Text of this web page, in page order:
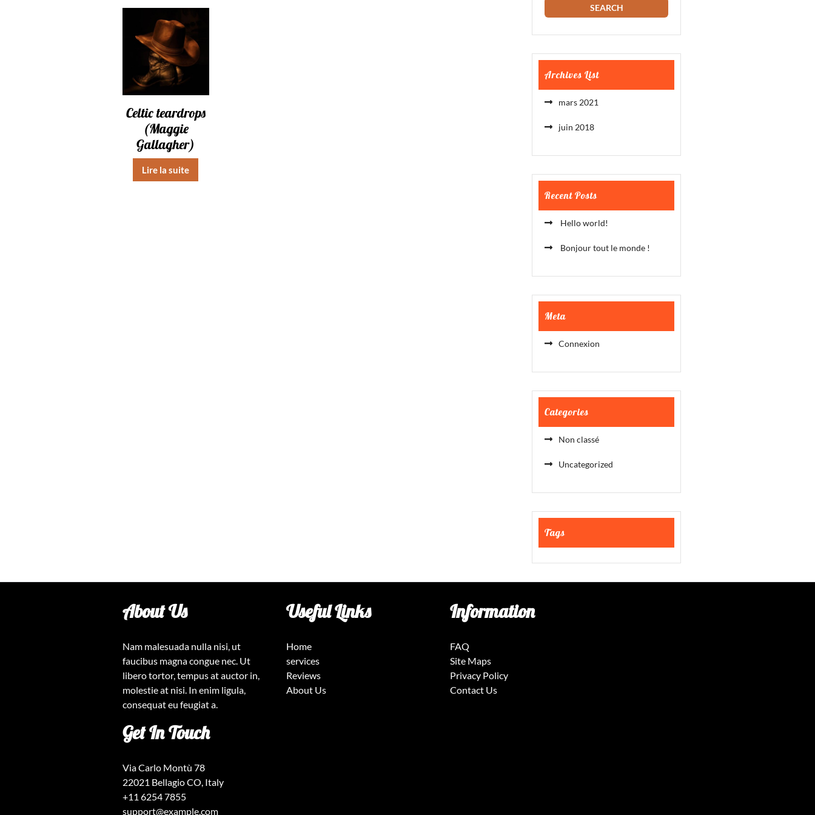
Celtic teardrops
(Maggie
Gallagher)
Lire la suite
Archives List
mars 2021
juin 2018
Recent Posts
Hello world!
Bonjour tout le monde !
Meta
Connexion
Categories
Non classé
Uncategorized
Tags
About Us
Nam malesuada nulla nisi, ut
faucibus magna congue nec. Ut
libero tortor, tempus at auctor in,
molestie at nisi. In enim ligula,
consequat eu feugiat a.
Useful Links
Home
services
Reviews
About Us
Information
FAQ
Site Maps
Privacy Policy
Contact Us
Get In Touch
Via Carlo Montù 78
22021 Bellagio CO, Italy
+11 6254 7855
support@example.com